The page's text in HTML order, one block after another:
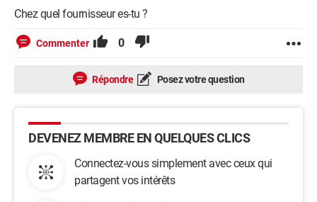
Chez quel fournisseur es-tu ?
Commenter 0
Répondre Posez votre question
DEVENEZ MEMBRE EN QUELQUES CLICS
Connectez-vous simplement avec ceux qui
partagent vos intérêts